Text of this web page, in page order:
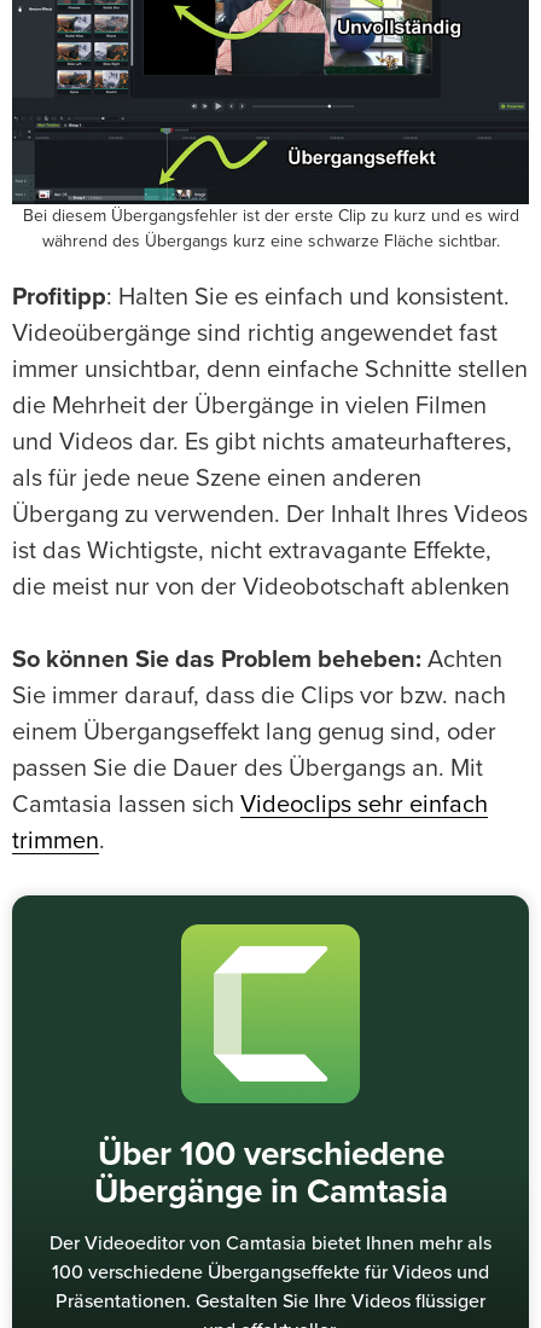
Bei diesem Übergangsfehler ist der erste Clip zu kurz und es wird
während des Übergangs kurz eine schwarze Fläche sichtbar.
Profitipp: Halten Sie es einfach und konsistent.
Videoübergänge sind richtig angewendet fast
immer unsichtbar, denn einfache Schnitte stellen
die Mehrheit der Übergänge in vielen Filmen
und Videos dar. Es gibt nichts amateurhafteres,
als für jede neue Szene einen anderen
Übergang zu verwenden. Der Inhalt Ihres Videos
ist das Wichtigste, nicht extravagante Effekte,
die meist nur von der Videobotschaft ablenken
So können Sie das Problem beheben: Achten
Sie immer darauf, dass die Clips vor bzw. nach
einem Übergangseffekt lang genug sind, oder
passen Sie die Dauer des Übergangs an. Mit
Camtasia lassen sich Videoclips sehr einfach
trimmen.
Über 100 verschiedene
Übergänge in Camtasia
Der Videoeditor von Camtasia bietet Ihnen mehr als
100 verschiedene Übergangseffekte für Videos und
Präsentationen. Gestalten Sie Ihre Videos flüssiger